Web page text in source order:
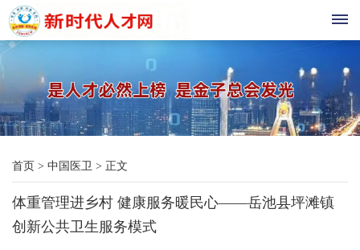
页
现
代
教
首页 > 中国医卫 > 正文
体重管理进乡村 健康服务暖民心——岳池县坪滩镇
创新公共卫生服务模式